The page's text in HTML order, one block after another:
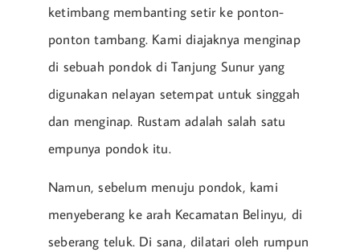
ketimbang membanting setir ke ponton-
ponton tambang. Kami diajaknya menginap
di sebuah pondok di Tanjung Sunur yang
digunakan nelayan setempat untuk singgah
dan menginap. Rustam adalah salah satu
empunya pondok itu.
Namun, sebelum menuju pondok, kami
menyeberang ke arah Kecamatan Belinyu, di
seberang teluk. Di sana, dilatari oleh rumpun